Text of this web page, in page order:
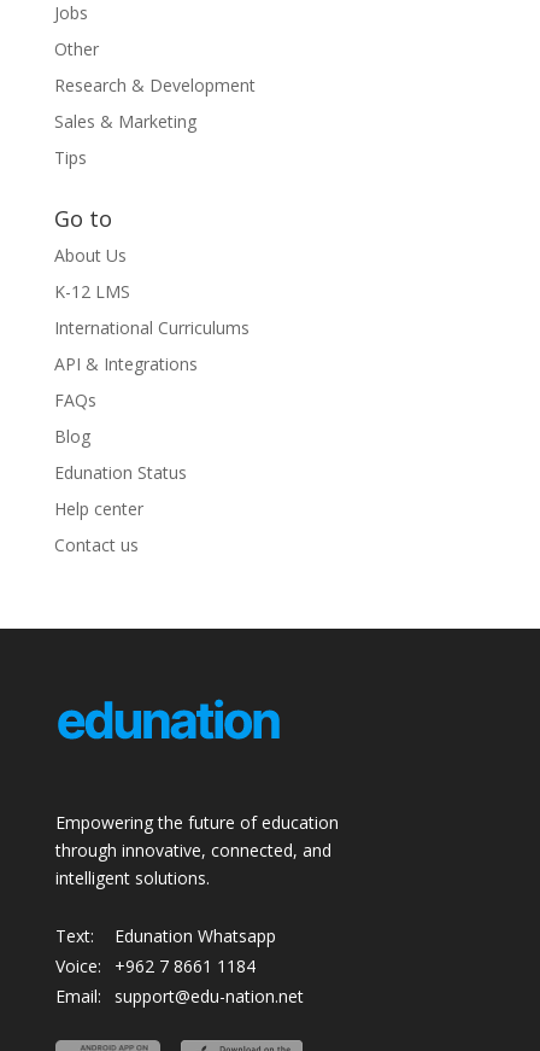
Jobs
Other
Research & Development
Sales & Marketing
Tips
Go to
About Us
K-12 LMS
International Curriculums
API & Integrations
FAQs
Blog
Edunation Status
Help center
Contact us
Empowering the future of education
through innovative, connected, and
intelligent solutions.
Text:
Edunation Whatsapp
Voice:
+962 7 8661 1184
Email:
support@edu-nation.net